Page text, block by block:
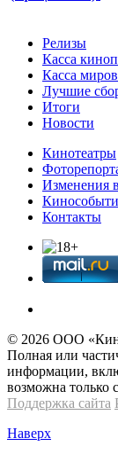
Релизы
Касса
Касса
Лучшие
Итоги
Новости
Кинотеатры
Изменения
Контакты
© 2026 OOО
Полная или
информации,
возможна только
Поддержка сайта
Наверх